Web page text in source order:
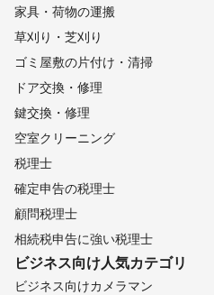
家具・荷物の運搬
草刈り・芝刈り
ゴミ屋敷の片付け・清掃
ドア交換・修理
鍵交換・修理
空室クリーニング
税理士
確定申告の税理士
顧問税理士
相続税申告に強い税理士
ビジネス向け人気カテゴリ
ビジネス向けカメラマン